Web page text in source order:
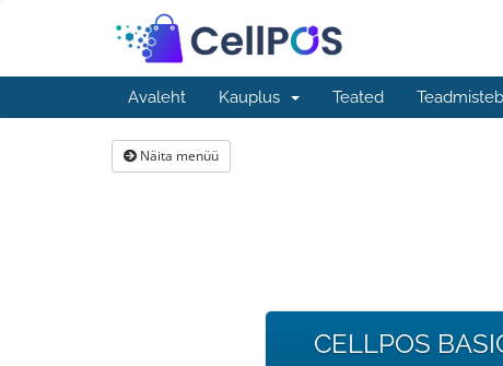
Avaleht Kauplus Teated
Näita menüü
CELLPOS